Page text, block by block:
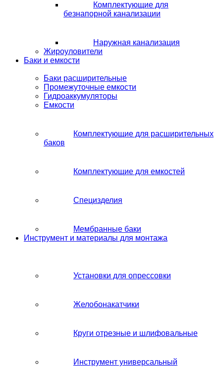
Комплектующие для
безнапорной канализации
Наружная канализация
Жироуловители
Баки и емкости
Баки расширительные
Промежуточные емкости
Гидроаккумуляторы
Емкости
Комплектующие для расширительных
баков
Комплектующие для емкостей
Специзделия
Мембранные баки
Инструмент и материалы для монтажа
Установки для опрессовки
Желобонакатчики
Круги отрезные и шлифовальные
Инструмент универсальный